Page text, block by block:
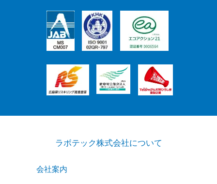
ラボテック株式会社について
会社案内